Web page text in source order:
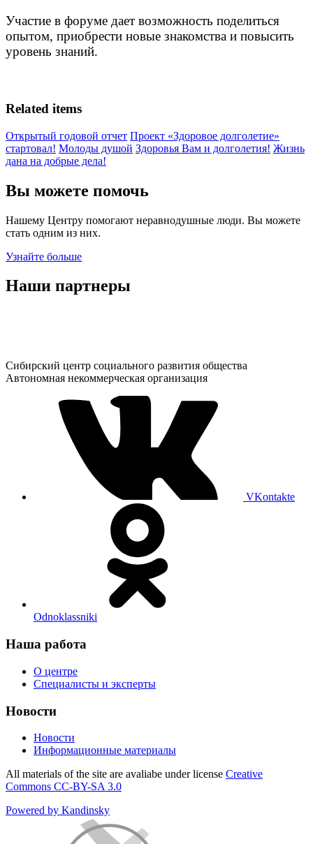
Участие в форуме дает возможность поделиться
опытом, приобрести новые знакомства и повысить
уровень знаний.
Related items
Открытый годовой отчет Проект «Здоровое долголетие»
стартовал! Молоды душой Здоровья Вам и долголетия! Жизнь
дана на добрые дела!
Вы можете помочь
Нашему Центру помогают неравнодушные люди. Вы можете
стать одним из них.
Узнайте больше
Наши партнеры
Сибирский центр социального развития общества
Автономная некоммерческая организация
VKontakte
Odnoklassniki
Наша работа
О центре
Специалисты и эксперты
Новости
Новости
Информационные материалы
All materials of the site are avaliabe under license Creative
Commons СС-BY-SA 3.0
Powered by Kandinsky